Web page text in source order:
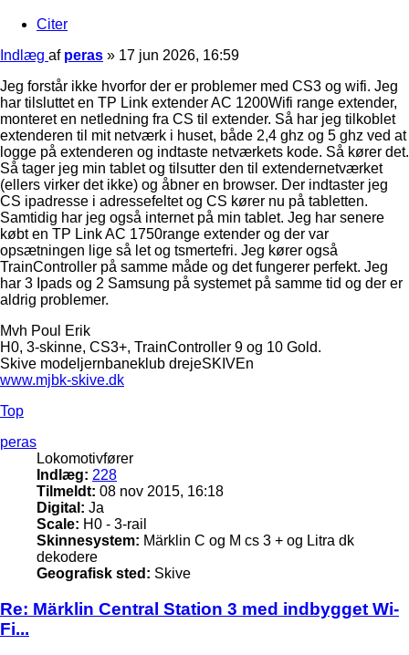
Citer
Indlæg af peras » 17 jun 2026, 16:59
Jeg forstår ikke hvorfor der er problemer med CS3 og wifi. Jeg
har tilsluttet en TP Link extender AC 1200Wifi range extender,
monteret en netledning fra CS til extender. Så har jeg tilkoblet
extenderen til mit netværk i huset, både 2,4 ghz og 5 ghz ved at
logge på extenderen og indtaste netværkets kode. Så kører det.
Så tager jeg min tablet og tilsutter den til extendernetværket
(ellers virker det ikke) og åbner en browser. Der indtaster jeg
CS ipadresse i adressefeltet og CS kører nu på tabletten.
Samtidig har jeg også internet på min tablet. Jeg har senere
købt en TP Link AC 1750range extender og der var
opsætningen lige så let og tsmertefri. Jeg kører også
TrainController på samme måde og det fungerer perfekt. Jeg
har 3 Ipads og 2 Samsung på systemet på samme tid og der er
aldrig problemer.
Mvh Poul Erik
H0, 3-skinne, CS3+, TrainController 9 og 10 Gold.
Skive modeljernbaneklub drejeSKIVEn
www.mjbk-skive.dk
Top
peras
Lokomotivfører
Indlæg: 228
Tilmeldt: 08 nov 2015, 16:18
Digital: Ja
Scale: H0 - 3-rail
Skinnesystem: Märklin C og M cs 3 + og Litra dk
dekodere
Geografisk sted: Skive
Re: Märklin Central Station 3 med indbygget Wi-
Fi...